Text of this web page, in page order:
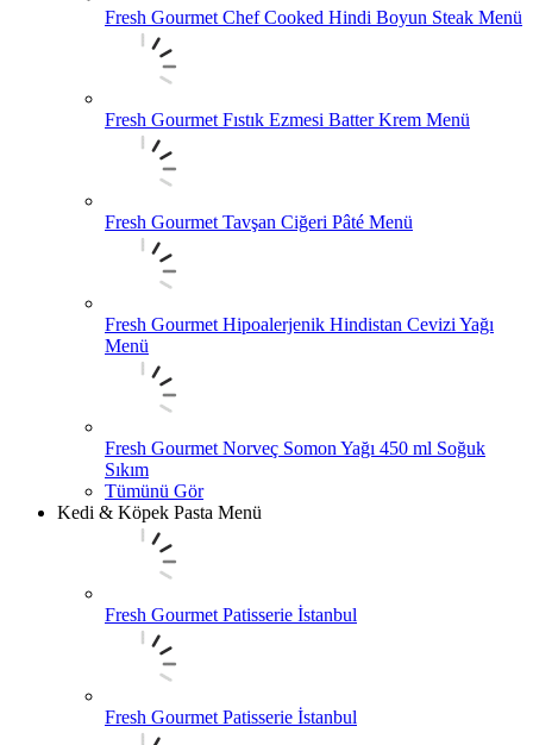
Fresh Gourmet Chef Cooked Hindi Boyun Steak Menü
Fresh Gourmet Fıstık Ezmesi Batter Krem Menü
Fresh Gourmet Tavşan Ciğeri Pâté Menü
Fresh Gourmet Hipoalerjenik Hindistan Cevizi Yağı
Menü
Fresh Gourmet Norveç Somon Yağı 450 ml Soğuk
Sıkım
Tümünü Gör
Kedi & Köpek Pasta Menü
Fresh Gourmet Patisserie İstanbul
Fresh Gourmet Patisserie İstanbul